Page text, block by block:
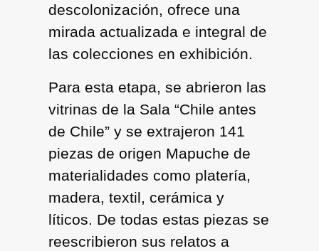
descolonización, ofrece una
mirada actualizada e integral de
las colecciones en exhibición.
Para esta etapa, se abrieron las
vitrinas de la Sala “Chile antes
de Chile” y se extrajeron 141
piezas de origen Mapuche de
materialidades como platería,
madera, textil, cerámica y
líticos. De todas estas piezas se
reescribieron sus relatos a